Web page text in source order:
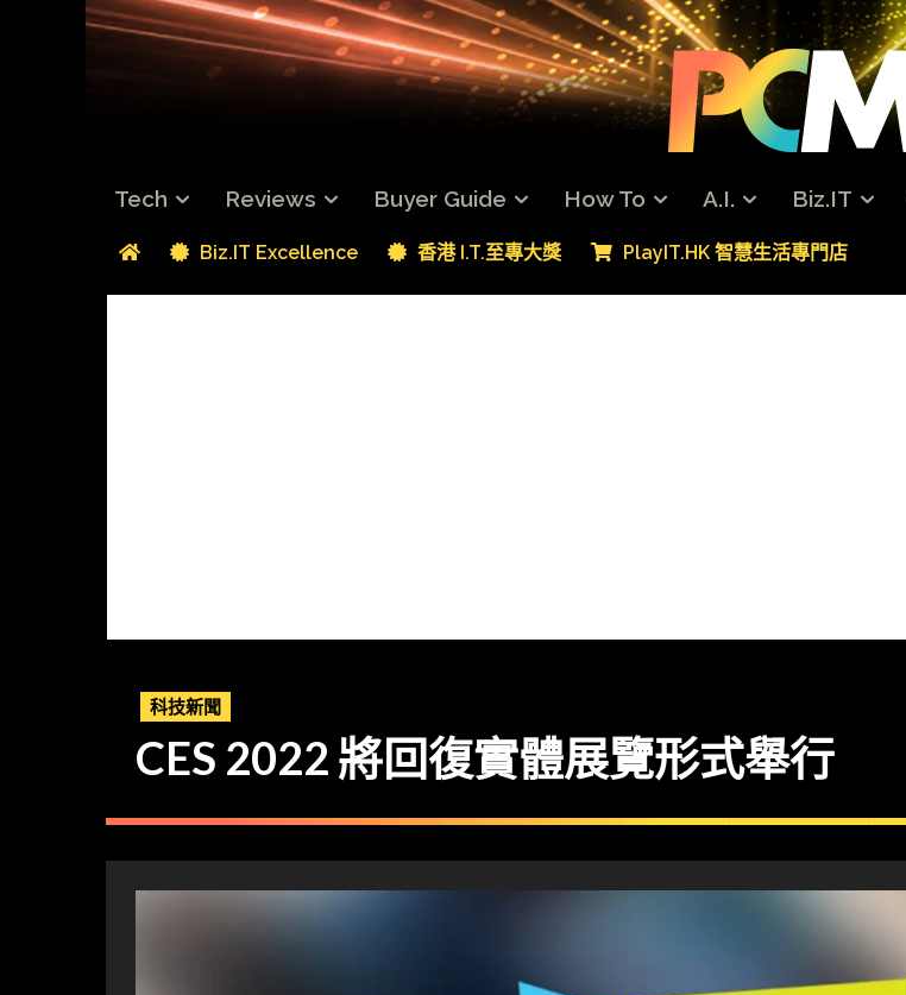
Tech Reviews Buyer Guide How To A.I. Biz.IT
Biz.IT Excellence 香港 I.T.至專大獎 PlayIT.HK 智慧生活專門店
科技新聞
CES 2022 將回復實體展覽形式舉行